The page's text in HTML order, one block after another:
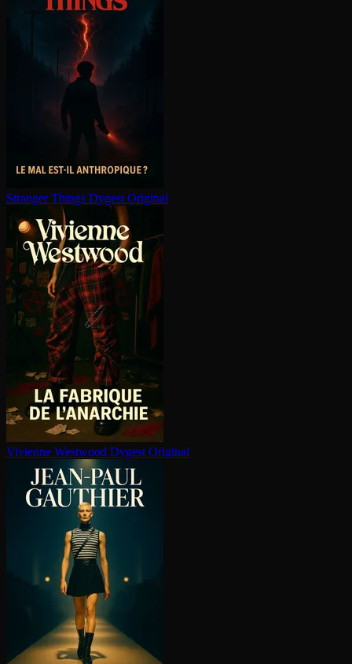
Stranger Things Dygest Original
Vivienne Westwood Dygest Original